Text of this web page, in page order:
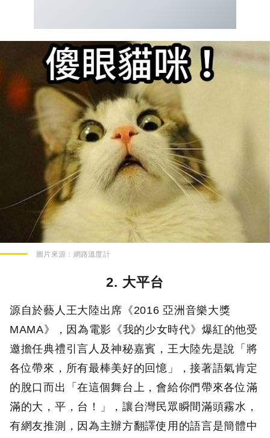
圖片來源： 網路溫度計
2. 大平台
源自於藝人王大陸出席《2016 亞洲音樂大獎
MAMA》，因為電影《我的少女時代》爆紅的他受
邀擔任典禮引言人及神秘嘉賓，王大陸先是說「將
各位帶來，所有最棒美好的回憶」，接著語氣肯定
的脫口而出「在這個舞台上，會給你們帶來各位滿
滿的大，平，台！」，讓台灣民眾瞬間滿頭霧水，
有網友推測，因為主辦方翻譯使用的語言是簡體中